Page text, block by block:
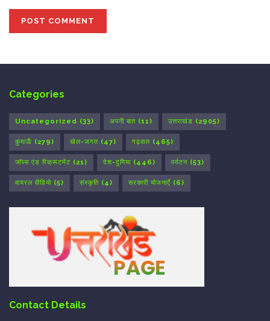
Categories
Uncategorized (33) अपनी बात (11) उत्तराखंड (2905)
कुमाऊँ (279) खेल-जगत (47) गढ़वाल (465)
जॉब्स एंड रिक्रूटमेंट (21) देश-दुनिया (446) पर्यटन (53)
वायरल वीडियो (5) संस्कृति (4) सरकारी योजनाएँ (6)
Contact Details